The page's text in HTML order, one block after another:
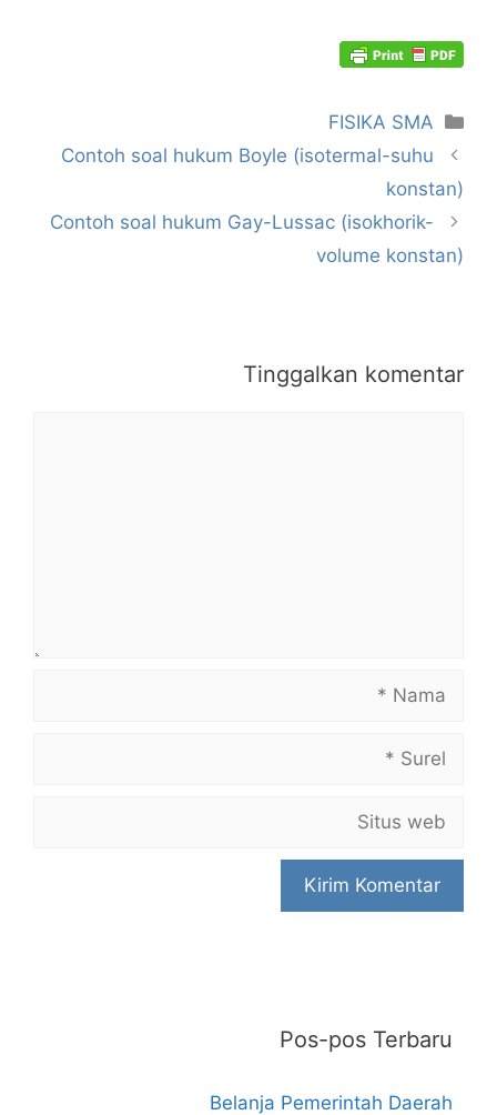
Kategori
FISIKA SMA
Contoh soal hukum Boyle (isotermal-suhu
konstan)
Contoh soal hukum Gay-Lussac (isokhorik-
volume konstan)
Tinggalkan komentar
web
Pos-pos Terbaru
Belanja Pemerintah Daerah